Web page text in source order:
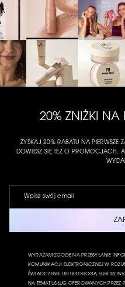
20% ZNIŻKI NA
ZYSKAJ 20% RABATU NA PIERWSZE
DOWIESZ SIĘ TEŻ O PROMOCJACH,
WYRAŻAM ZGODĘ NA PRZESYŁANIE
KOMUNIKACJI ELEKTRONICZNEJ W
ŚWIADCZENIE USŁUG DROGĄ
NA TEMAT USŁUG OFEROWANYCH PRZEZ